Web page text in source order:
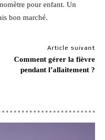
pour enfant. Un
bon marché.
Article suivant
Comment gérer la fièvre
pendant l’allaitement ?